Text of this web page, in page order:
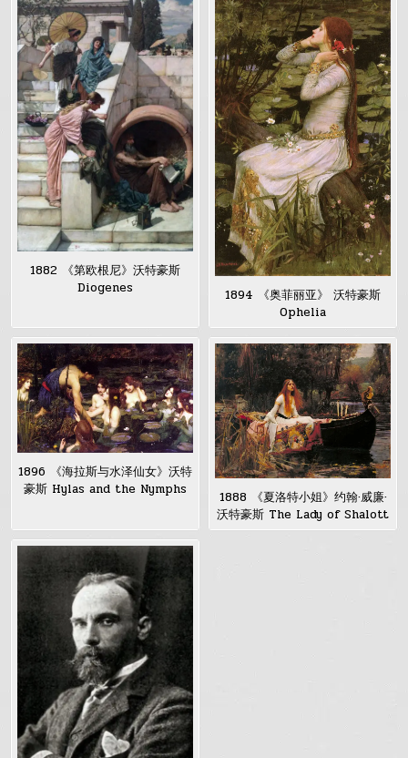
1882 《第欧根尼》沃特豪斯
Diogenes
1894 《奥菲丽亚》 沃特豪斯
Ophelia
1896 《海拉斯与水泽仙女》沃特
豪斯 Hylas and the Nymphs
1888 《夏洛特小姐》约翰·威廉·
沃特豪斯 The Lady of Shalott